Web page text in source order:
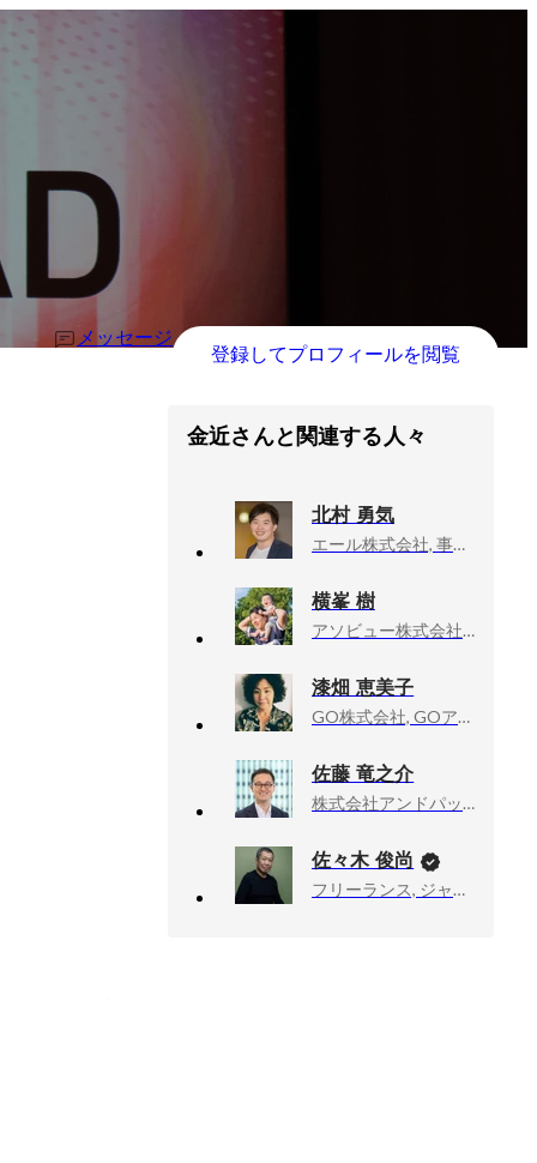
メッセージ
登録してプロフィールを閲覧
金近さんと関連する人々
北村 勇気
エール株式会社, 事業開発
横峯 樹
アソビュー株式会社, 上級執行役員CPO、マーケットプレイスカンパニーCEO
漆畑 恵美子
GO株式会社, GOアプリ事業本部 配車事業企画部 プロモーショングループ
佐藤 竜之介
株式会社アンドパッド, 開発本部執行役員
佐々木 俊尚
フリーランス, ジャーナリスト・作家